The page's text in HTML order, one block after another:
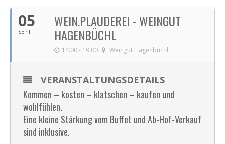
05
SEPT
WEIN.PLAUDEREI - WEINGUT
HAGENBÜCHL
14:00 - 19:00 Weingut Hagenbüchl
VERANSTALTUNGSDETAILS
Kommen – kosten – klatschen – kaufen und
wohlfühlen.
Eine kleine Stärkung vom Buffet und Ab-Hof-Verkauf
sind inklusive.